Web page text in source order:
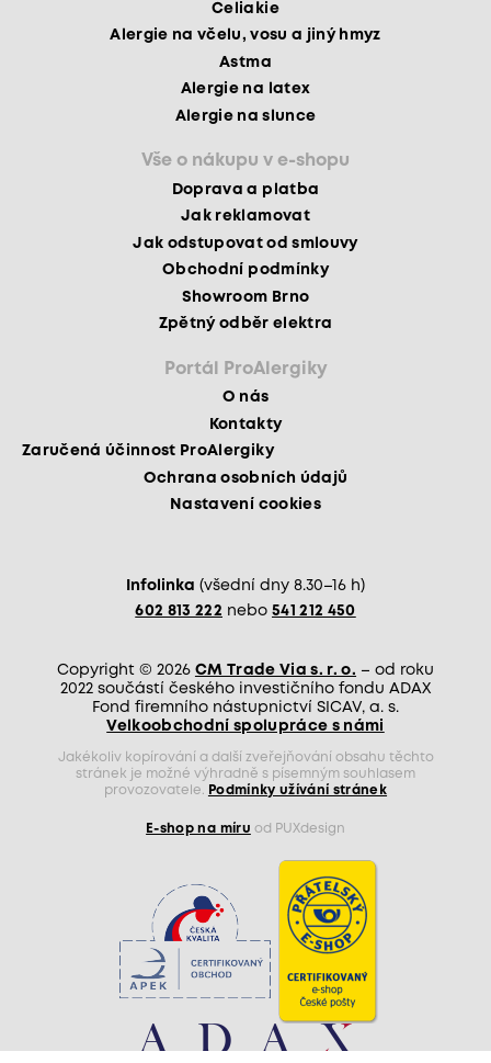
Celiakie
Alergie na včelu, vosu a jiný hmyz
Astma
Alergie na latex
Alergie na slunce
Vše o nákupu v e-shopu
Doprava a platba
Jak reklamovat
Jak odstupovat od smlouvy
Obchodní podmínky
Showroom Brno
Zpětný odběr elektra
Portál ProAlergiky
O nás
Kontakty
Zaručená účinnost ProAlergiky
Ochrana osobních údajů
Nastavení cookies
Infolinka (všední dny 8.30–16 h)
602 813 222 nebo 541 212 450
Copyright © 2026 CM Trade Via s. r. o. – od roku
2022 součástí českého investičního fondu ADAX
Fond firemního nástupnictví SICAV, a. s.
Velkoobchodní spolupráce s námi
Jakékoliv kopírování a další zveřejňování obsahu těchto
stránek je možné výhradně s písemným souhlasem
provozovatele.
Podmínky užívání stránek
E-shop na míru od PUXdesign